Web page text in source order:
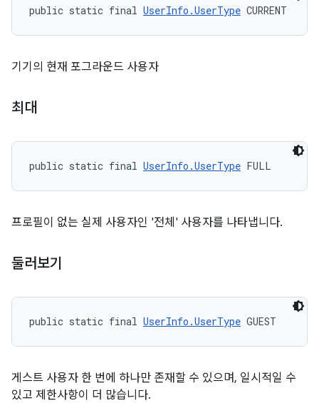
public static final UserInfo.UserType CURRENT
기기의 현재 포그라운드 사용자
최대
public static final UserInfo.UserType FULL
프로필이 없는 실제 사용자인 '전체' 사용자를 나타냅니다.
둘러보기
public static final UserInfo.UserType GUEST
게스트 사용자 한 번에 하나만 존재할 수 있으며, 일시적일 수
있고 제한사항이 더 많습니다.